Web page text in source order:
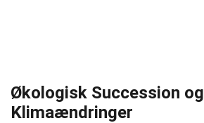
Økologisk Succession og
Klimaændringer